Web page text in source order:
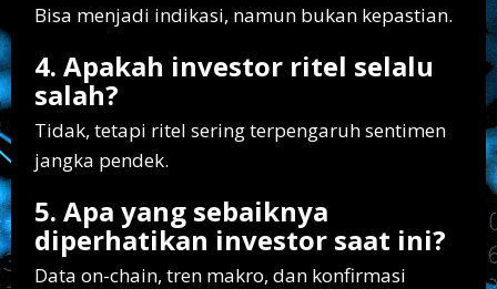
Bisa menjadi indikasi, namun bukan kepastian.
4. Apakah investor ritel selalu
salah?
Tidak, tetapi ritel sering terpengaruh sentimen
jangka pendek.
5. Apa yang sebaiknya
diperhatikan investor saat ini?
Data on-chain, tren makro, dan konfirmasi